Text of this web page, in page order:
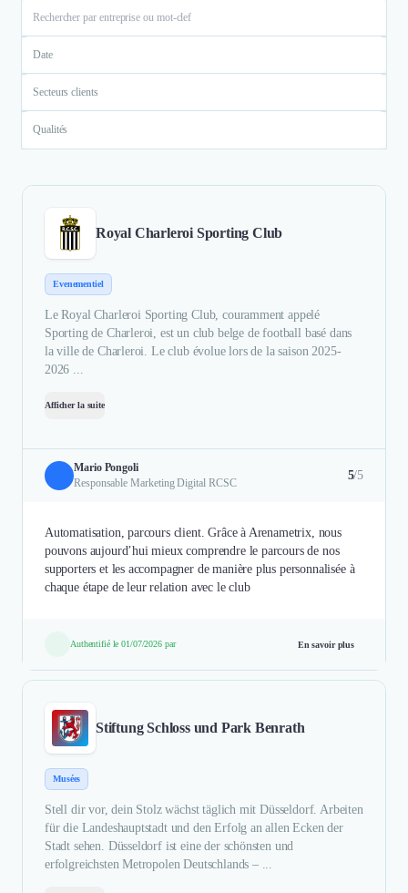
Date
Secteurs clients
Qualités
Royal Charleroi Sporting Club
Evenementiel
Le Royal Charleroi Sporting Club, couramment appelé
Sporting de Charleroi, est un club belge de football basé dans
la ville de Charleroi. Le club évolue lors de la saison 2025-
2026 ...
Afficher la suite
Mario Pongoli
Responsable Marketing Digital RCSC
5/5
Automatisation, parcours client. Grâce à Arenametrix, nous
pouvons aujourd’hui mieux comprendre le parcours de nos
supporters et les accompagner de manière plus personnalisée à
chaque étape de leur relation avec le club
Authentifié le 01/07/2026 par En savoir plus
Stiftung Schloss und Park Benrath
Musées
Stell dir vor, dein Stolz wächst täglich mit Düsseldorf. Arbeiten
für die Landeshauptstadt und den Erfolg an allen Ecken der
Stadt sehen. Düsseldorf ist eine der schönsten und
erfolgreichsten Metropolen Deutschlands – ...